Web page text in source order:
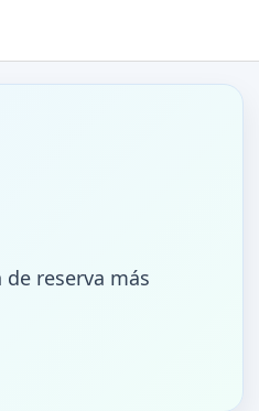
reserva más